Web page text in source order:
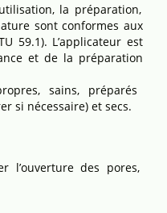
la préparation,
sont conformes aux
59.1). L’applicateur est
et de la préparation
sains, préparés
si nécessaire) et secs.
l’ouverture des pores,